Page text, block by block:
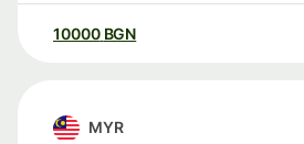
10000 BGN
MYR